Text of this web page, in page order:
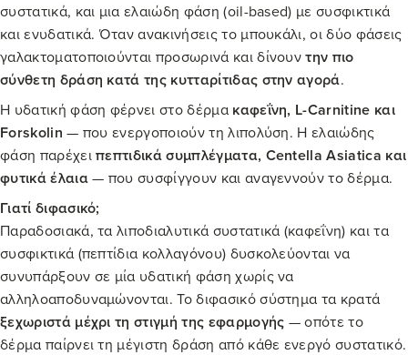
συστατικά, και μια ελαιώδη φάση (oil-based) με συσφικτικά
και ενυδατικά. Όταν ανακινήσεις το μπουκάλι, οι δύο φάσεις
γαλακτοματοποιούνται προσωρινά και δίνουντην πιο
σύνθετη δράση κατά της κυτταρίτιδας στην αγορά.
Η υδατική φάση φέρνει στο δέρμα καφεΐνη, L-Carnitine και
Forskolin — που ενεργοποιούν τη λιπολύση. Η ελαιώδης
φάση παρέχειπεπτιδικά συμπλέγματα, Centella Asiatica και
φυτικά έλαια— που συσφίγγουν και αναγεννούν το δέρμα.
Γιατί διφασικό;
Παραδοσιακά, τα λιποδιαλυτικά συστατικά (καφεΐνη) και τα
συσφικτικά (πεπτίδια κολλαγόνου) δυσκολεύονται να
συνυπάρξουν σε μία υδατική φάση χωρίς να
αλληλοαποδυναμώνονται. Το διφασικό σύστημα τα κρατά
ξεχωριστά μέχρι τη στιγμή της εφαρμογής — οπότε το
δέρμα παίρνει τη μέγιστη δράση από κάθε ενεργό συστατικό.